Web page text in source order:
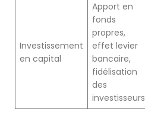
Investissement
en capital
Apport en
fonds
propres,
effet levier
bancaire,
fidélisation
des
investisseurs